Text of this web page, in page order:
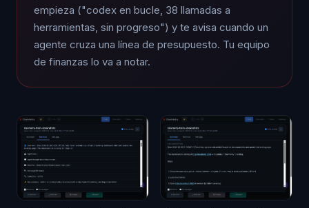
empieza ("codex en bucle, 38 llamadas a
herramientas, sin progreso") y te avisa cuando un
agente cruza una línea de presupuesto. Tu equipo
de finanzas lo va a notar.